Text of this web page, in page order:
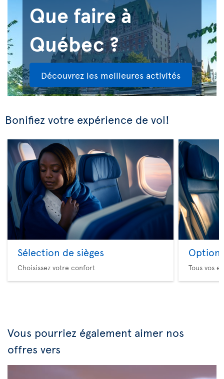
Que faire à
Québec ?
Découvrez les meilleures activités
Bonifiez votre expérience de vol!
Sélection de sièges
Choisissez votre confort
Option
Tous vos
Vous pourriez également aimer nos
offres vers